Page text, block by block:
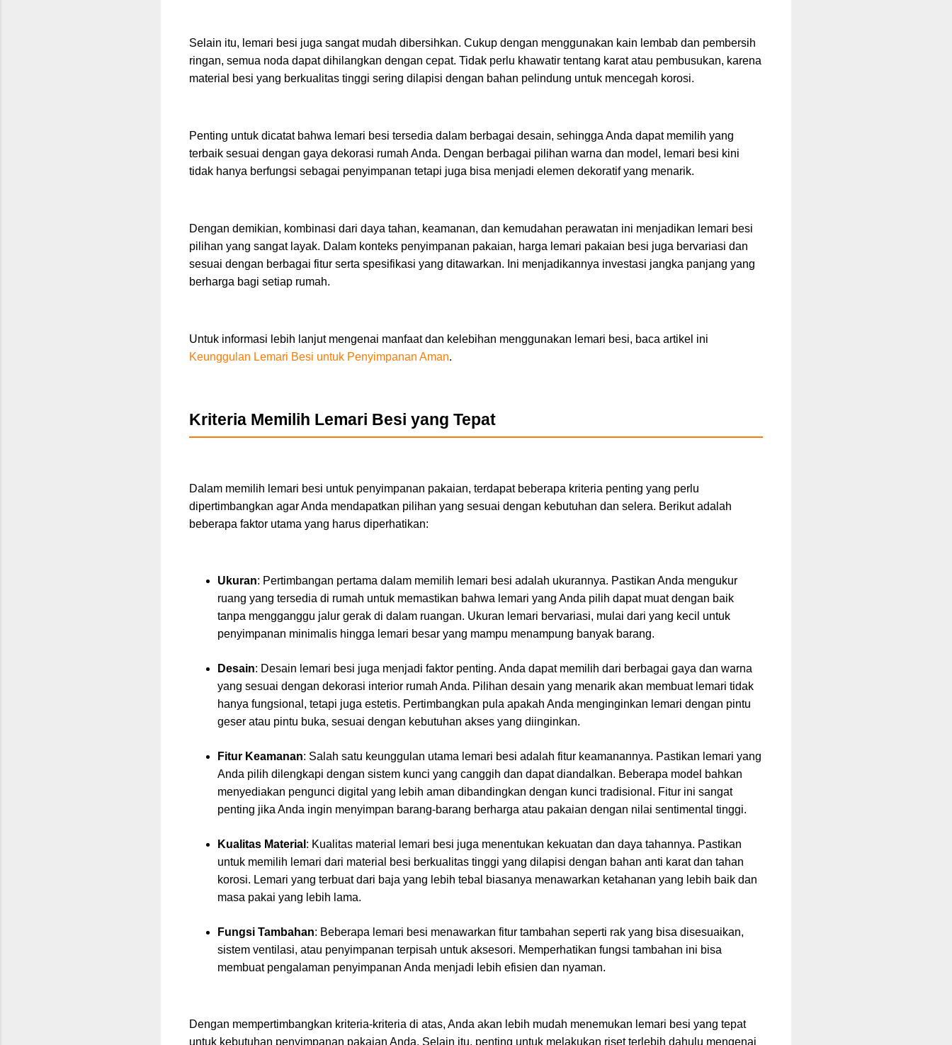
Selain itu, lemari besi juga sangat mudah dibersihkan. Cukup dengan menggunakan kain lembab dan pembersih
ringan, semua noda dapat dihilangkan dengan cepat. Tidak perlu khawatir tentang karat atau pembusukan, karena
material besi yang berkualitas tinggi sering dilapisi dengan bahan pelindung untuk mencegah korosi.
Penting untuk dicatat bahwa lemari besi tersedia dalam berbagai desain, sehingga Anda dapat memilih yang
terbaik sesuai dengan gaya dekorasi rumah Anda. Dengan berbagai pilihan warna dan model, lemari besi kini
tidak hanya berfungsi sebagai penyimpanan tetapi juga bisa menjadi elemen dekoratif yang menarik.
Dengan demikian, kombinasi dari daya tahan, keamanan, dan kemudahan perawatan ini menjadikan lemari besi
pilihan yang sangat layak. Dalam konteks penyimpanan pakaian, harga lemari pakaian besi juga bervariasi dan
sesuai dengan berbagai fitur serta spesifikasi yang ditawarkan. Ini menjadikannya investasi jangka panjang yang
berharga bagi setiap rumah.
Untuk informasi lebih lanjut mengenai manfaat dan kelebihan menggunakan lemari besi, baca artikel ini
Keunggulan Lemari Besi untuk Penyimpanan Aman.
Kriteria Memilih Lemari Besi yang Tepat
Dalam memilih lemari besi untuk penyimpanan pakaian, terdapat beberapa kriteria penting yang perlu
dipertimbangkan agar Anda mendapatkan pilihan yang sesuai dengan kebutuhan dan selera. Berikut adalah
beberapa faktor utama yang harus diperhatikan:
Ukuran: Pertimbangan pertama dalam memilih lemari besi adalah ukurannya. Pastikan Anda mengukur
ruang yang tersedia di rumah untuk memastikan bahwa lemari yang Anda pilih dapat muat dengan baik
tanpa mengganggu jalur gerak di dalam ruangan. Ukuran lemari bervariasi, mulai dari yang kecil untuk
penyimpanan minimalis hingga lemari besar yang mampu menampung banyak barang.
Desain: Desain lemari besi juga menjadi faktor penting. Anda dapat memilih dari berbagai gaya dan warna
yang sesuai dengan dekorasi interior rumah Anda. Pilihan desain yang menarik akan membuat lemari tidak
hanya fungsional, tetapi juga estetis. Pertimbangkan pula apakah Anda menginginkan lemari dengan pintu
geser atau pintu buka, sesuai dengan kebutuhan akses yang diinginkan.
Fitur Keamanan: Salah satu keunggulan utama lemari besi adalah fitur keamanannya. Pastikan lemari yang
Anda pilih dilengkapi dengan sistem kunci yang canggih dan dapat diandalkan. Beberapa model bahkan
menyediakan pengunci digital yang lebih aman dibandingkan dengan kunci tradisional. Fitur ini sangat
penting jika Anda ingin menyimpan barang-barang berharga atau pakaian dengan nilai sentimental tinggi.
Kualitas Material : Kualitas material lemari besi juga menentukan kekuatan dan daya tahannya. Pastikan
untuk memilih lemari dari material besi berkualitas tinggi yang dilapisi dengan bahan anti karat dan tahan
korosi. Lemari yang terbuat dari baja yang lebih tebal biasanya menawarkan ketahanan yang lebih baik dan
masa pakai yang lebih lama.
Fungsi Tambahan: Beberapa lemari besi menawarkan fitur tambahan seperti rak yang bisa disesuaikan,
sistem ventilasi, atau penyimpanan terpisah untuk aksesori. Memperhatikan fungsi tambahan ini bisa
membuat pengalaman penyimpanan Anda menjadi lebih efisien dan nyaman.
Dengan mempertimbangkan kriteria-kriteria di atas, Anda akan lebih mudah menemukan lemari besi yang tepat
untuk kebutuhan penyimpanan pakaian Anda. Selain itu, penting untuk melakukan riset terlebih dahulu mengenai